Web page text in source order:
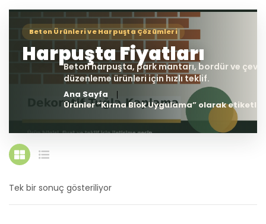
Ana Sayfa
Ürünler “Kırma Blok Uygulama” olarak
Tek bir sonuç gösteriliyor